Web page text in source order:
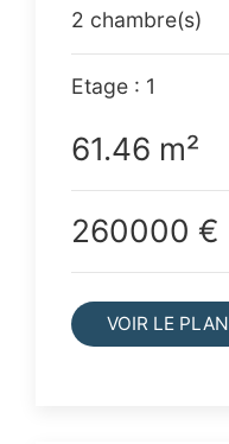
2 chambre(s)
Etage : 1
61.46 m²
260000 €
VOIR LE PLAN